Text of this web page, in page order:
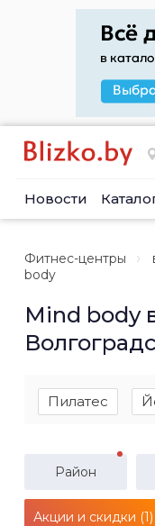
Новости
Фитнес-центры
body
Mind body
Пилатес
Район
Акции и скидки (1)